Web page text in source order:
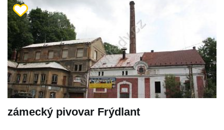
zámecký pivovar Frýdlant